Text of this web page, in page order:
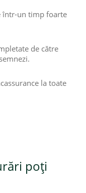
într-un timp foarte
de către
la toate
poți